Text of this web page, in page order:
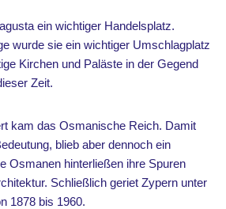
ein wichtiger Handelsplatz.
wurde sie ein wichtiger Umschlagplatz
Kirchen und Paläste in der Gegend
Zeit.
kam das Osmanische Reich. Damit
blieb aber dennoch ein
Osmanen hinterließen ihre Spuren
Schließlich geriet Zypern unter
1878 bis 1960.